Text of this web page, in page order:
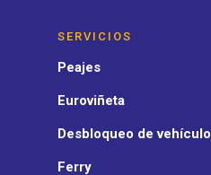
SERVICIOS
Peajes
Euroviñeta
Desbloqueo de vehículo
Ferry